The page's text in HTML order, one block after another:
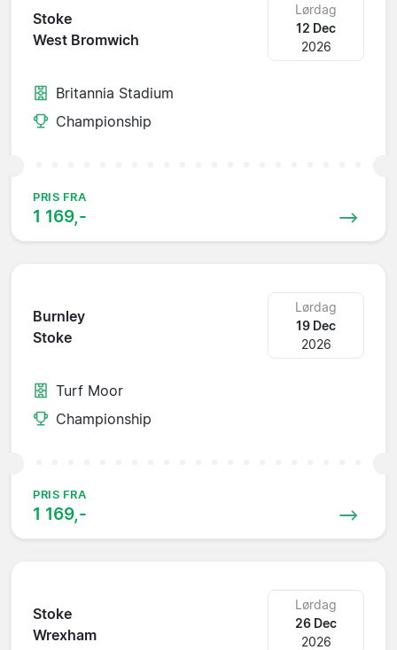
Stoke
West Bromwich
Lørdag
12 Dec
2026
Britannia Stadium
Championship
PRIS FRA
1 169,-
Burnley
Stoke
Lørdag
19 Dec
2026
Turf Moor
Championship
PRIS FRA
1 169,-
Stoke
Wrexham
Lørdag
26 Dec
2026